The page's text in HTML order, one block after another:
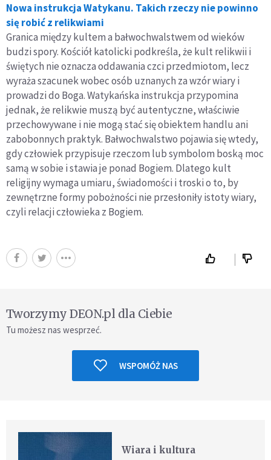
Nowa instrukcja Watykanu. Takich rzeczy nie powinno
się robić z relikwiami
Granica między kultem a bałwochwalstwem od wieków
budzi spory. Kościół katolicki podkreśla, że kult relikwii i
świętych nie oznacza oddawania czci przedmiotom, lecz
wyraża szacunek wobec osób uznanych za wzór wiary i
prowadzi do Boga. Watykańska instrukcja przypomina
jednak, że relikwie muszą być autentyczne, właściwie
przechowywane i nie mogą stać się obiektem handlu ani
zabobonnych praktyk. Bałwochwalstwo pojawia się wtedy,
gdy człowiek przypisuje rzeczom lub symbolom boską moc
samą w sobie i stawia je ponad Bogiem. Dlatego kult
religijny wymaga umiaru, świadomości i troski o to, by
zewnętrzne formy pobożności nie przesłoniły istoty wiary,
czyli relacji człowieka z Bogiem.
Tworzymy DEON.pl dla Ciebie
Tu możesz nas wesprzeć.
WSPOMÓŻ NAS
Wiara i kultura